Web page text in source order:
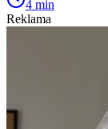
4 min
Reklama